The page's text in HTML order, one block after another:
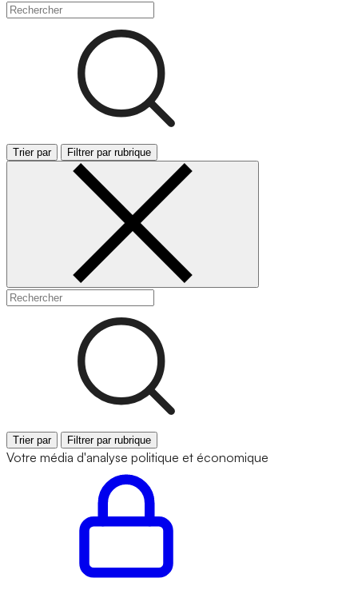
Trier par Filtrer par rubrique
Trier par Filtrer par rubrique
Votre média d'analyse politique et économique